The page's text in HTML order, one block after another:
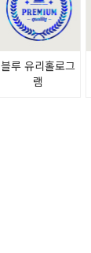
블루 유리홀로그
램